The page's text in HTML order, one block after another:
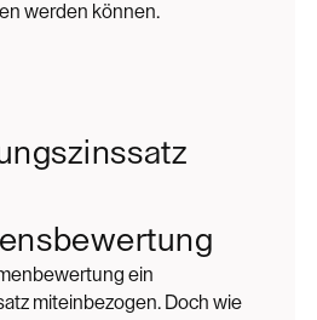
werden können.
ein
miteinbezogen. Doch wie